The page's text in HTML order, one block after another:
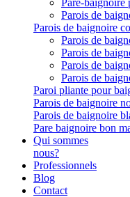
Pare-baignoire
Parois de
Parois de baignoire
Parois de
Parois de
Parois de
Parois de
Paroi pliante pour
Parois de baignoire
Parois de baignoire
Pare baignoire bon
Qui sommes
nous?
Professionnels
Blog
Contact